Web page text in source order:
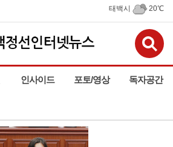
태백시 20℃
인사이드 포토/영상 독자공간